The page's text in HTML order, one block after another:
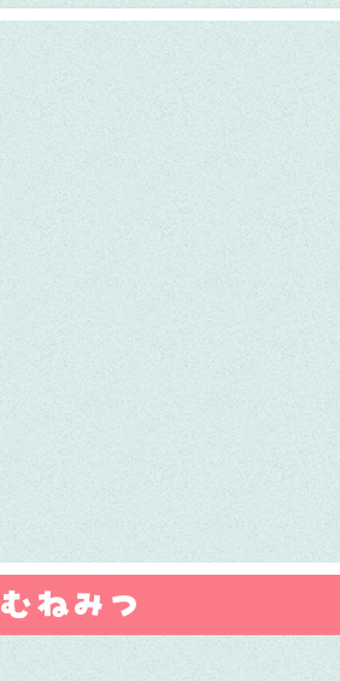
むねみつ